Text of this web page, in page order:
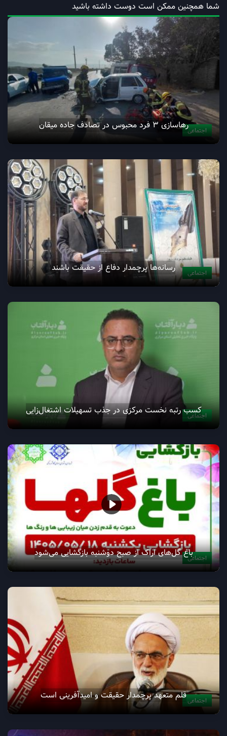
شما همچنین ممکن است دوست داشته باشید
اجتماعیرهاسازی 3 فرد محبوس در تصادف جاده میقان
اجتماعی رسانه‌ها پرچمدار دفاع از حقیقت باشند
اجتماعی
کسب رتبه نخست مرکزی در جذب تسهیلات اشتغال‌زایی
اجتماعیباغ گل‌های اراک از صبح دوشنبه بازگشایی می‌شود
اجتماعیقلم متعهد پرچمدار حقیقت و اميدآفرينى است